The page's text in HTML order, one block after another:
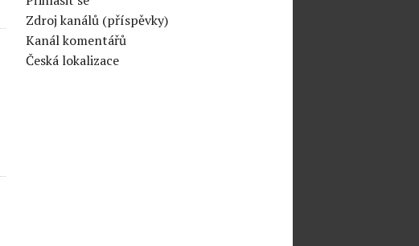
Zdroj kanálů (příspěvky)
Kanál komentářů
Česká lokalizace